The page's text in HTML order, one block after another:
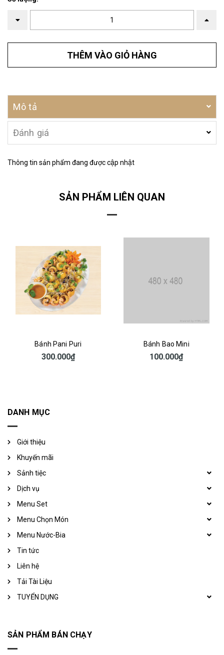
THÊM VÀO GIỎ HÀNG
Mô tả
Đánh giá
Thông tin sản phẩm đang được cập nhật
SẢN PHẨM LIÊN QUAN
Bánh Bao Mini
100.000₫ 270.000₫
DANH MỤC
Giới thiệu
Khuyến mãi
Sảnh tiệc
Dịch vụ
Menu Set
Menu Chọn Món
Menu Nước-Bia
Tin tức
Liên hệ
Tải Tài Liệu
TUYỂN DỤNG
SẢN PHẨM BÁN CHẠY